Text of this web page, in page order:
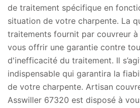
de traitement spécifique en
situation de votre charpente. La
traitements fournit par couvreur
vous offrir une garantie contre
d'inefficacité du traitement. Il
indispensable qui garantira la
de votre charpente. Artisan
Asswiller 67320 est disposé à